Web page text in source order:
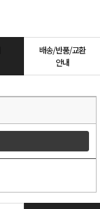
배송/반품/교환
안내